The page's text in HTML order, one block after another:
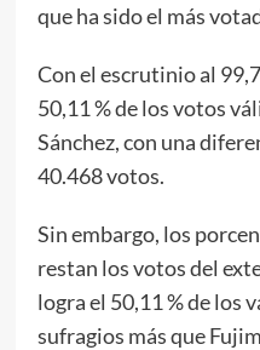
que ha sido el más
Con el escrutinio al
50,11 % de los votos
Sánchez, con una
40.468 votos.
Sin embargo, los
restan los votos del
logra el 50,11 % de los
sufragios más que